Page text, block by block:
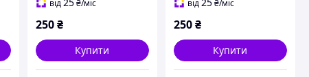
від ₴/міс
250 ₴
Купити
від ₴/міс
250₴
Купити